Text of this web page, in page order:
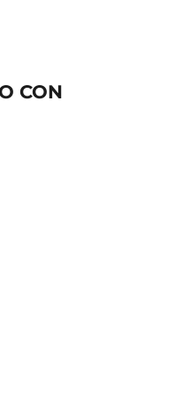
CON